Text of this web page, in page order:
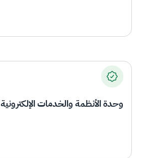
وحدة الأنظمة والخدمات الإلكترونية